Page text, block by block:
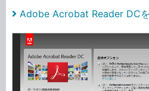
Adobe Acrobat Reader DC